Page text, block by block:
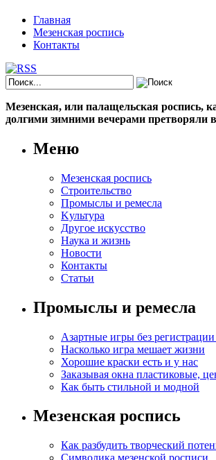
Главная
Мезенская роспись
Контакты
Мезенская, или палащельская роспись,
долгими зимними вечерами претворяли
Меню
Мезенская роспись
Строительство
Промыслы и ремесла
Kультура
Другое искусство
Наука и жизнь
Новости
Контакты
Статьи
Промыслы и ремесла
Азартные игры без регистрации
Насколько игра мешает жизни
Хорошие краски есть и у нас
Заказывая окна пластиковые,
Как быть стильной и модной
Мезенская роспись
Как разбудить творческий